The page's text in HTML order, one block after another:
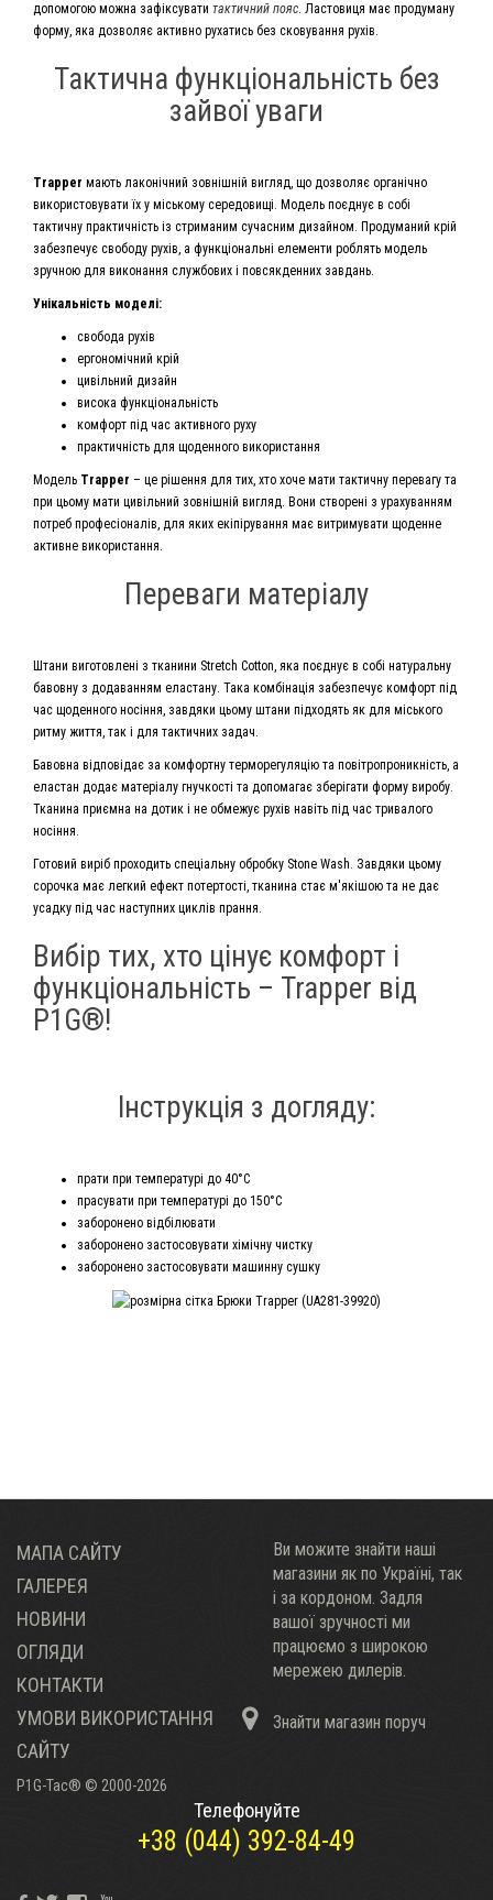
допомогою можна зафіксувати тактичний пояс. Ластовиця має продуману
форму, яка дозволяє активно рухатись без сковування рухів.
Тактична функціональність без
зайвої уваги
Trapper мають лаконічний зовнішній вигляд, що дозволяє органічно
використовувати їх у міському середовищі. Модель поєднує в собі
тактичну практичність із стриманим сучасним дизайном. Продуманий крій
забезпечує свободу рухів, а функціональні елементи роблять модель
зручною для виконання службових і повсякденних завдань.
Унікальність моделі:
свобода рухів
ергономічний крій
цивільний дизайн
висока функціональність
комфорт під час активного руху
практичність для щоденного використання
Модель Trapper – це рішення для тих, хто хоче мати тактичну перевагу та
при цьому мати цивільний зовнішній вигляд. Вони створені з урахуванням
потреб професіоналів, для яких екіпірування має витримувати щоденне
активне використання.
Переваги матеріалу
Штани виготовлені з тканини Stretch Cotton, яка поєднує в собі натуральну
бавовну з додаванням еластану. Така комбінація забезпечує комфорт під
час щоденного носіння, завдяки цьому штани підходять як для міського
ритму життя, так і для тактичних задач.
Бавовна відповідає за комфортну терморегуляцію та повітропроникність, а
еластан додає матеріалу гнучкості та допомагає зберігати форму виробу.
Тканина приємна на дотик і не обмежує рухів навіть під час тривалого
носіння.
Готовий виріб проходить спеціальну обробку Stone Wash. Завдяки цьому
сорочка має легкий ефект потертості, тканина стає м'якішою та не дає
усадку під час наступних циклів прання.
Вибір тих, хто цінує комфорт і
функціональність – Trapper від
P1G®!
Інструкція з догляду:
прати при температурі до 40°С
прасувати при температурі до 150°С
заборонено відбілювати
заборонено застосовувати хімічну чистку
заборонено застосовувати машинну сушку
МАПА САЙТУ
ГАЛЕРЕЯ
НОВИНИ
ОГЛЯДИ
КОНТАКТИ
УМОВИ ВИКОРИСТАННЯ
САЙТУ
P1G-Tac® © 2000-2026
Ви можите знайти наші
магазини як по Украïні, так
і за кордоном. Задля
вашої зручності ми
працюємо з широкою
мережею дилерів.
Знайти магазин поруч
Телефонуйте
+38 (044) 392-84-49